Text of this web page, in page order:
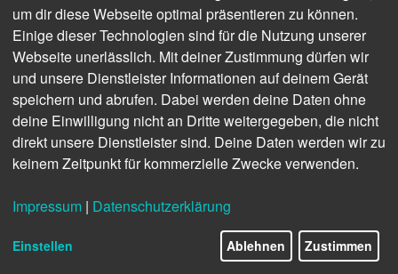
um dir diese Webseite optimal präsentieren zu können.
Einige dieser Technologien sind für die Nutzung unserer
Webseite unerlässlich. Mit deiner Zustimmung dürfen wir
und unsere Dienstleister Informationen auf deinem Gerät
speichern und abrufen. Dabei werden deine Daten ohne
deine Einwilligung nicht an Dritte weitergegeben, die nicht
direkt unsere Dienstleister sind. Deine Daten werden wir zu
keinem Zeitpunkt für kommerzielle Zwecke verwenden.
Impressum | Datenschutzerklärung
Einstellen Ablehnen Zustimmen